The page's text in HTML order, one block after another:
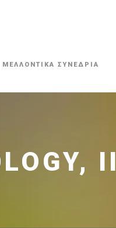
ΜΕΛΛΟΝΤΙΚΑ ΣΥΝΕΔΡΙΑ
II